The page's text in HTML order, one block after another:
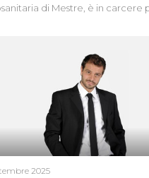
di Mestre, è in carcere
si proclama innocente. Nel
donna confessa lo stesso
Due colpevoli per un solo
giudiziario o giustizia cieca?
2025